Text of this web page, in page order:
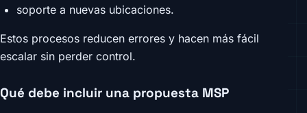
soporte a nuevas ubicaciones.
Estos procesos reducen errores y hacen más fácil
escalar sin perder control.
Qué debe incluir una propuesta MSP